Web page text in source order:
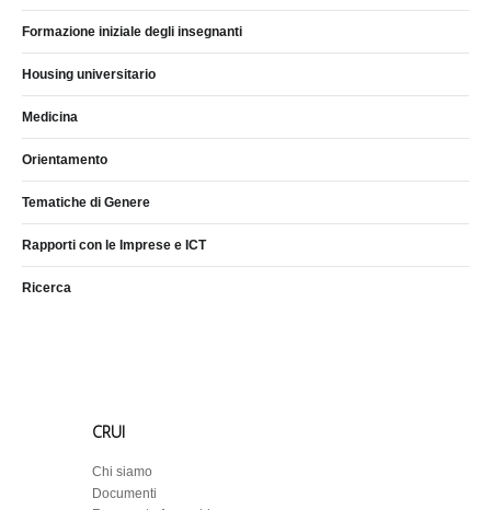
Formazione iniziale degli insegnanti
Housing universitario
Medicina
Orientamento
Tematiche di Genere
Rapporti con le Imprese e ICT
Ricerca
CRUI
Chi siamo
Documenti